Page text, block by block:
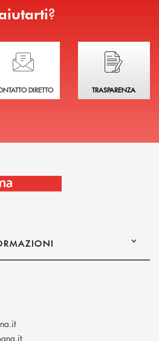
?
bisogno di assistenza immediata?
DIRETTO
Hai bisogno di
TRASPARENZA
(si apre l’app di posta elettronica)
(si apre l’app di posta